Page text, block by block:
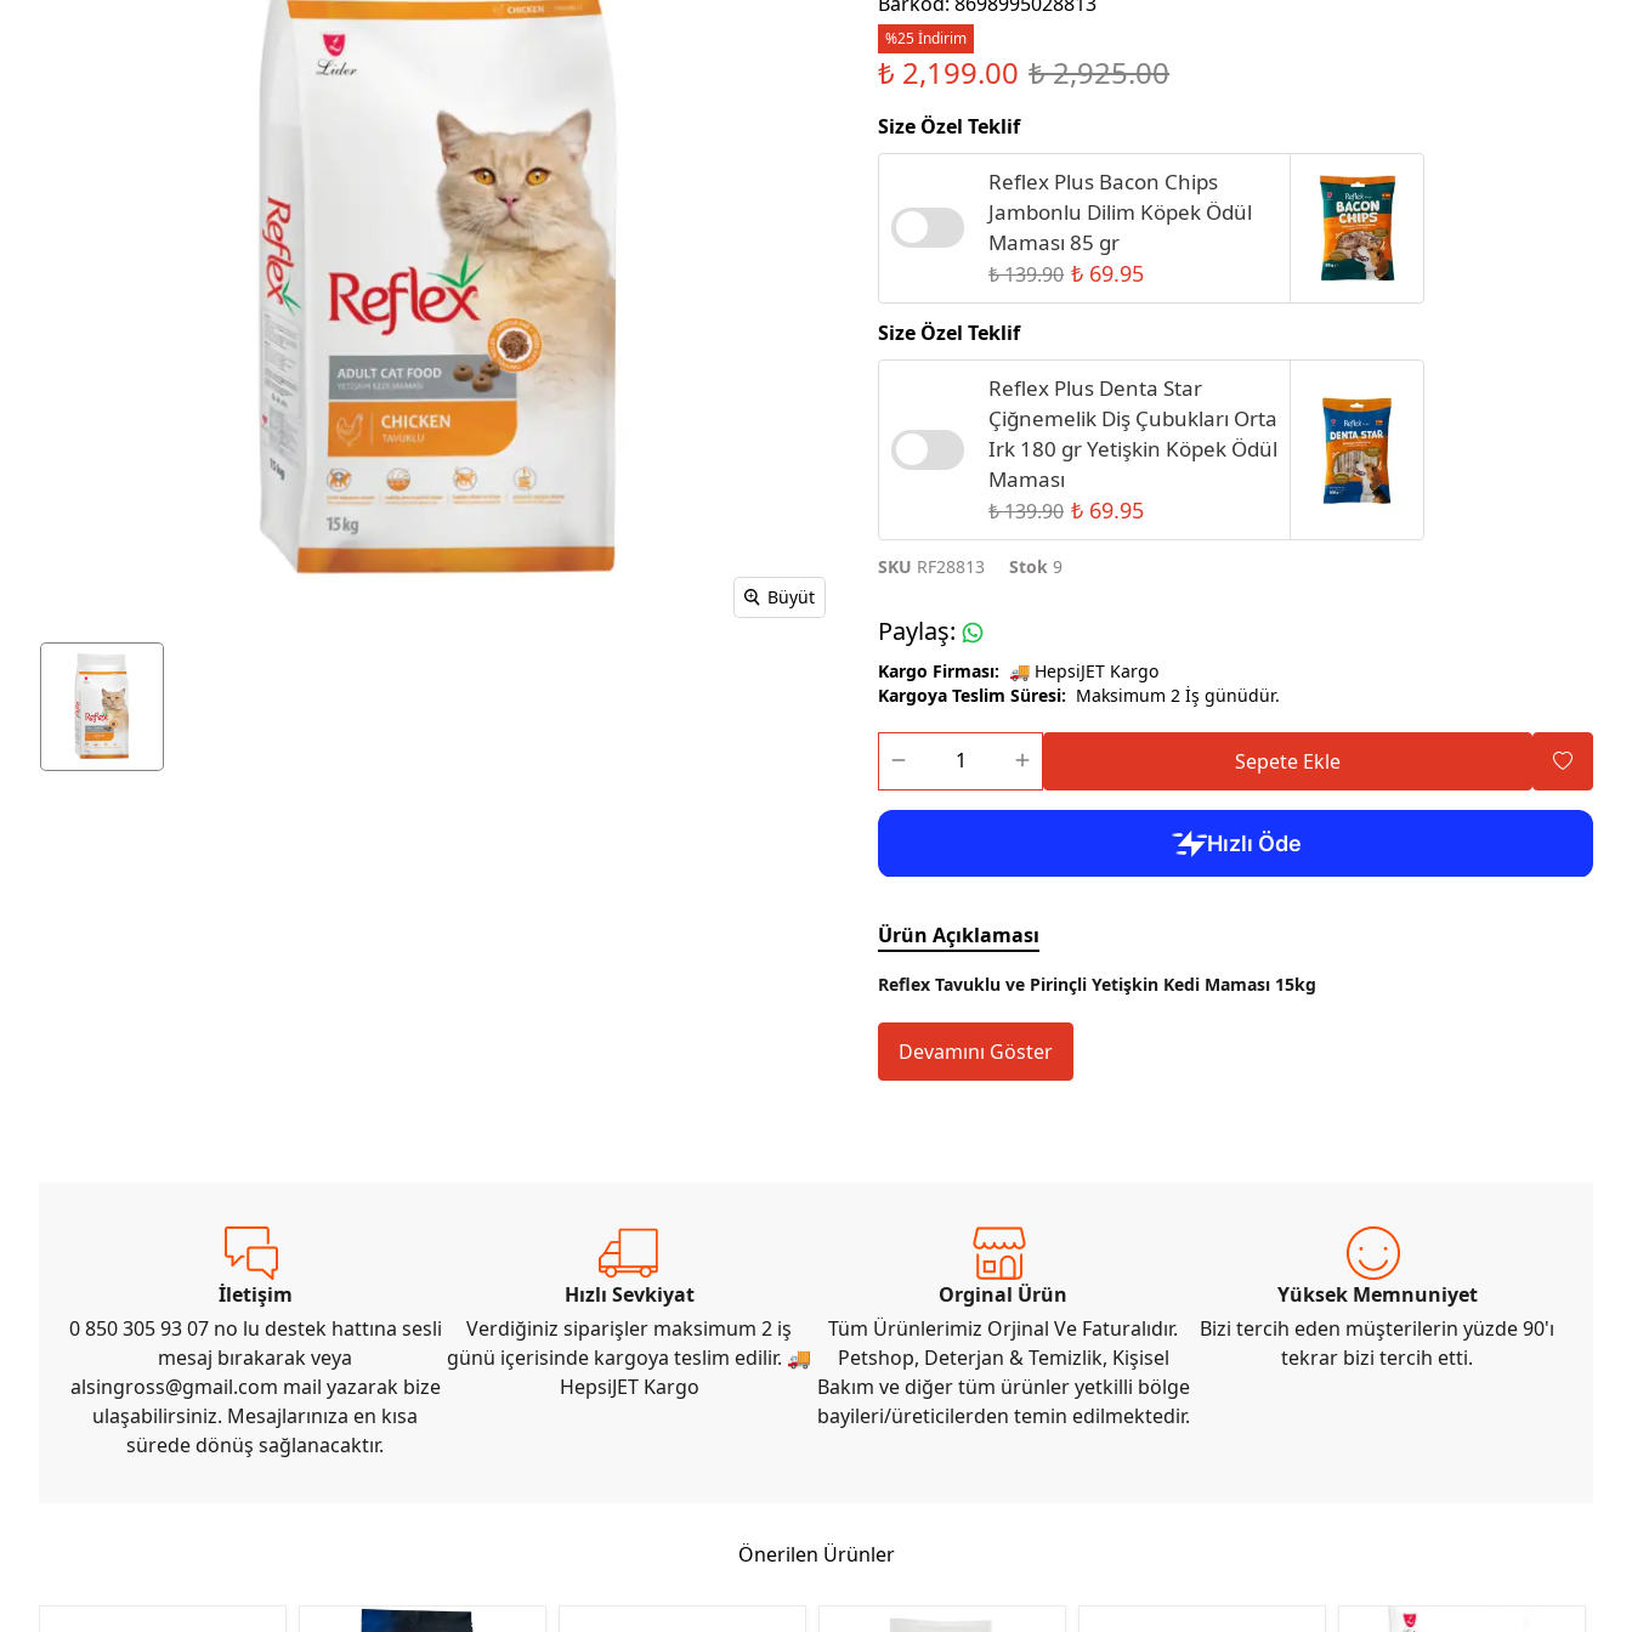
Makine Temizleyiciler / Kireç
Büyüt
%25 İndirim
₺ 2,199.00 ₺ 2,925.00
Size Özel Teklif
Reflex Plus Bacon Chips
Jambonlu Dilim Köpek Ödül
Maması 85 gr
₺ 139.90 ₺ 69.95
Size Özel Teklif
Reflex Plus Denta Star
Çiğnemelik Diş Çubukları Orta
Irk 180 gr Yetişkin Köpek Ödül
Maması
₺ 139.90 ₺ 69.95
SKU RF28813 Stok 9
Paylaş:
Kargo Firması: 🚚 HepsiJET Kargo
Kargoya Teslim Süresi: Maksimum 2 İş günüdür.
Sepete Ekle
Ürün Açıklaması
Reflex Tavuklu ve Pirinçli Yetişkin Kedi Maması 15kg
Devamını Göster
İletişim
0 850 305 93 07 no lu destek hattına sesli
mesaj bırakarak veya
alsingross@gmail.com mail yazarak bize
ulaşabilirsiniz. Mesajlarınıza en kısa
sürede dönüş sağlanacaktır.
Hızlı Sevkiyat
Verdiğiniz siparişler maksimum 2 iş
günü içerisinde kargoya teslim edilir. 🚚
HepsiJET Kargo
Orginal Ürün
Tüm Ürünlerimiz Orjinal Ve Faturalıdır.
Petshop, Deterjan & Temizlik, Kişisel
Bakım ve diğer tüm ürünler yetkilli bölge
bayileri/üreticilerden temin edilmektedir.
Yüksek Memnuniyet
Bizi tercih eden müşterilerin yüzde 90'ı
tekrar bizi tercih etti.
Önerilen Ürünler